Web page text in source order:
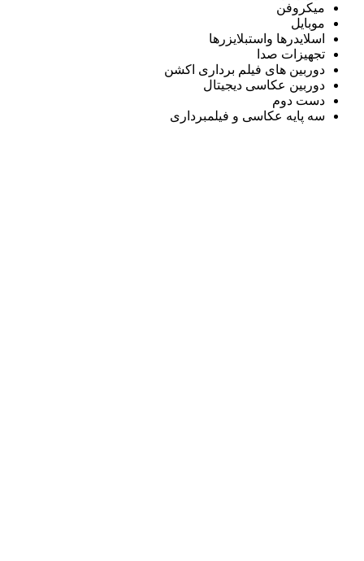
میکروفن
موبایل
اسلایدرها واستبلایزرها
تجهیزات صدا
دوربین های فیلم برداری اکشن
دوربین عکاسی دیجیتال
دست دوم
سه پایه عکاسی و فیلمبرداری